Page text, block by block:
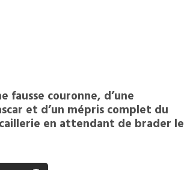
fausse couronne, d’une
et d’un mépris complet du
en attendant de brader le